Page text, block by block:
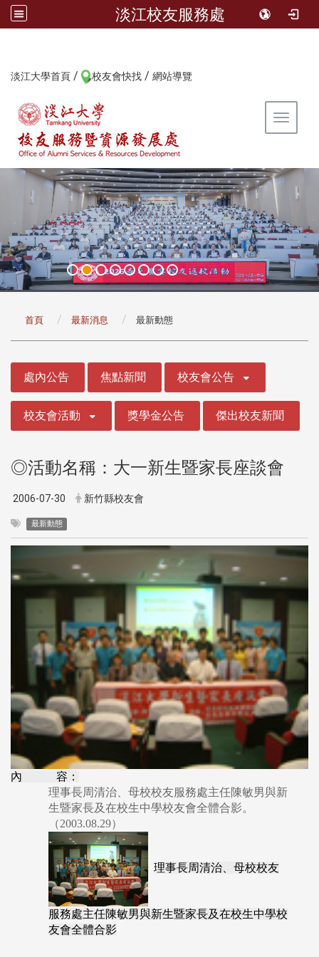
淡江校友服務處
淡江大學首頁 / 校友會快找 / 網站導覽
Toggle
首頁 最新消息 最新動態
處內公告 焦點新聞 校友會公告
校友會活動 獎學金公告 傑出校友新聞
◎活動名稱：大一新生暨家長座談會
2006-07-30 新竹縣校友會
最新動態
內 容：
理事長周清治、母校校友服務處主任陳敏男與新
生暨家長及在校生中學校友會全體合影。
（2003.08.29）
理事長周清治、母校校友
服務處主任陳敏男與新生暨家長及在校生中學校
友會全體合影